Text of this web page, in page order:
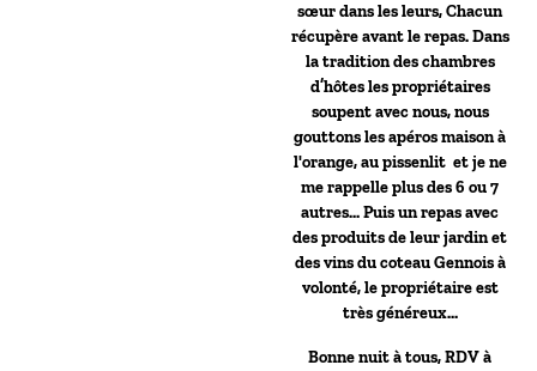
sœur dans les leurs, Chacun
récupère avant le repas. Dans
la tradition des chambres
d’hôtes les propriétaires
soupent avec nous, nous
gouttons les apéros maison à
l'orange, au pissenlit et je ne
me rappelle plus des 6 ou 7
autres… Puis un repas avec
des produits de leur jardin et
des vins du coteau Gennois à
volonté, le propriétaire est
très généreux…
Bonne nuit à tous, RDV à